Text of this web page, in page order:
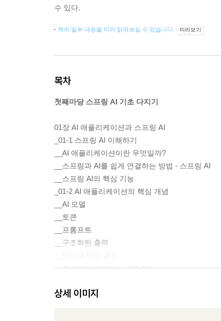
수 있다.
책의 일부 내용을 미리 읽어보실 수 있습니다. 미리보기
목차
첫째마당 스프링 AI 기초 다지기
01장 AI 애플리케이션과 스프링 AI
_01-1 스프링 AI 이해하기
__AI 애플리케이션이란 무엇일까?
__스프링과 AI를 쉽게 연결하는 방법 - 스프링 AI
__스프링 AI의 핵심 기능
_01-2 AI 애플리케이션의 핵심 개념
__AI 모델
__토큰
__프롬프트
__구조화된 출력
__AI 모델의 데이터와 API 확장
상세 이미지